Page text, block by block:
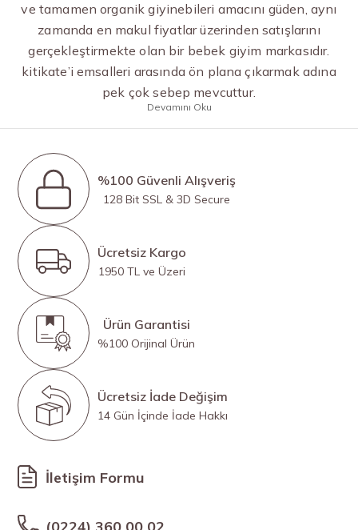
ve tamamen organik giyinebileri amacını güden, aynı
zamanda en makul fiyatlar üzerinden satışlarını
gerçekleştirmekte olan bir bebek giyim markasıdır.
kitikate’i emsalleri arasında ön plana çıkarmak adına
pek çok sebep mevcuttur.
Devamını Oku
%100 Güvenli Alışveriş
128 Bit SSL & 3D Secure
Ücretsiz Kargo
1950 TL ve Üzeri
Ürün Garantisi
%100 Orijinal Ürün
Ücretsiz İade Değişim
14 Gün İçinde İade Hakkı
İletişim Formu